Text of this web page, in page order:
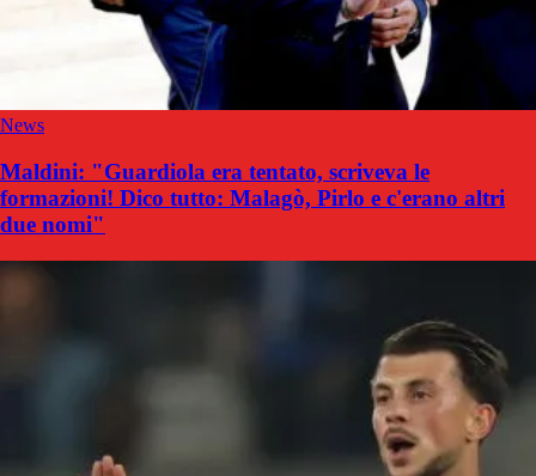
News
Maldini: "Guardiola era tentato, scriveva le
formazioni! Dico tutto: Malagò, Pirlo e c'erano altri
due nomi"